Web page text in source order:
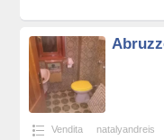
Vendita natalyandreis